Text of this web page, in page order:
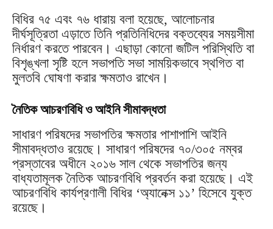
বিধির ৭৫ এবং ৭৬ ধারায় বলা হয়েছে, আলোচনার
দীর্ঘসূত্রিতা এড়াতে তিনি প্রতিনিধিদের বক্তব্যের সময়সীমা
নির্ধারণ করতে পারবেন। এছাড়া কোনো জটিল পরিস্থিতি বা
বিশৃঙ্খলা সৃষ্টি হলে সভাপতি সভা সাময়িকভাবে স্থগিত বা
মুলতবি ঘোষণা করার ক্ষমতাও রাখেন।
নৈতিক আচরণবিধি ও আইনি সীমাবদ্ধতা
সাধারণ পরিষদের সভাপতির ক্ষমতার পাশাপাশি আইনি
সীমাবদ্ধতাও রয়েছে। সাধারণ পরিষদের ৭০/৩০৫ নম্বর
প্রস্তাবের অধীনে ২০১৬ সাল থেকে সভাপতির জন্য
বাধ্যতামূলক নৈতিক আচরণবিধি প্রবর্তন করা হয়েছে। এই
আচরণবিধি কার্যপ্রণালী বিধির ‘অ্যানেক্স ১১’ হিসেবে যুক্ত
রয়েছে।